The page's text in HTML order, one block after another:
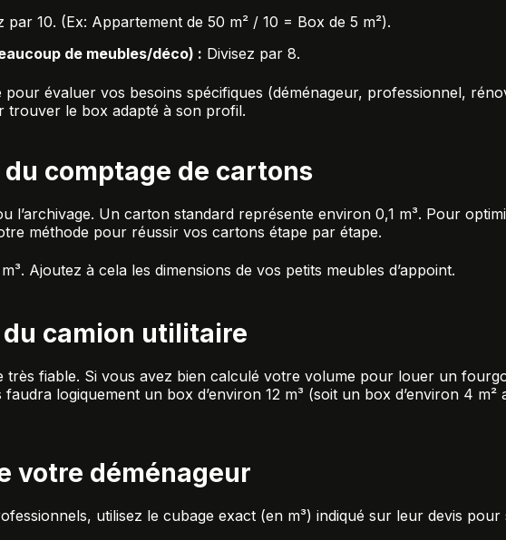
par 10. (Ex: Appartement de 50 m² / 10 = Box de 5 m²).
de meubles/déco) : Divisez par 8.
pour évaluer vos besoins spécifiques (déménageur, professionnel,
trouver le box adapté à son profil.
du comptage de cartons
l’archivage. Un carton standard représente environ 0,1 m³. Pour
méthode pour réussir vos cartons étape par étape.
Ajoutez à cela les dimensions de vos petits meubles d’appoint.
du camion utilitaire
très fiable. Si vous avez bien calculé votre volume pour louer un
logiquement un box d’environ 12 m³ (soit un box d’environ 4 m²
votre déménageur
utilisez le cubage exact (en m³) indiqué sur leur devis